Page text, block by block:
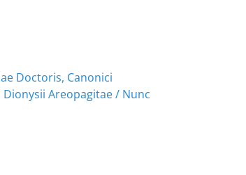
Doctoris, Canonici
Areopagitae / Nunc